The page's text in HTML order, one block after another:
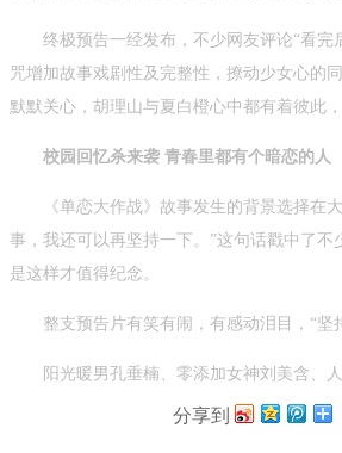
终极预告一经发布，不少网友评论“看完
咒增加故事戏剧性及完整性，撩动少女心的
默默关心，胡理山与夏白橙心中都有着彼此
校园回忆杀来袭 青春里都有个暗恋的人
《单恋大作战》故事发生的背景选择在
事，我还可以再坚持一下。”这句话戳中了
是这样才值得纪念。
整支预告片有笑有闹，有感动泪目，“坚
阳光暖男孔垂楠、零添加女神刘美含、
分享到